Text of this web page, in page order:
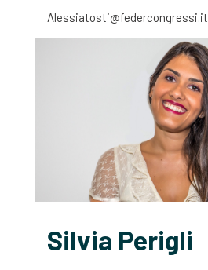
Alessiatosti@federcongressi.it
Silvia Perigli